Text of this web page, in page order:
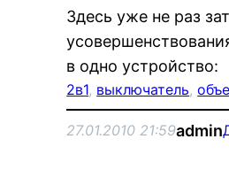
Здесь уже не раз
в одно устройство:
2в1, выключатель,
27.01.2010 21:59admin